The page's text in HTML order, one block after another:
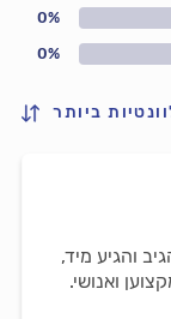
0%
0%
ביותר
והגיע מיד,
ואנושי.